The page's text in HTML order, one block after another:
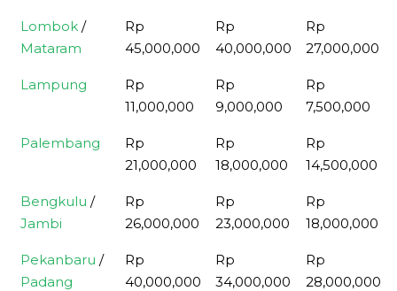
Lombok /
Mataram
Rp
45,000,000
Rp
40,000,000
Rp
27,000,000
Lampung
Rp
11,000,000
Rp
9,000,000
Rp
7,500,000
Palembang
Rp
21,000,000
Rp
18,000,000
Rp
14,500,000
Bengkulu /
Jambi
Rp
26,000,000
Rp
23,000,000
Rp
18,000,000
Pekanbaru /
Padang
Rp
40,000,000
Rp
34,000,000
Rp
28,000,000